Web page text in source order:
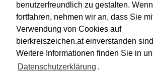
benutzerfreundlich zu gestalten.
fortfahren, nehmen wir an, dass Sie
Verwendung von Cookies auf
bierkreiszeichen.at einverstanden
Weitere Informationen finden Sie in
Datenschutzerklärung .
Erstellt: 2014-04-22
Links
Impressum
Datenschutzerklärung